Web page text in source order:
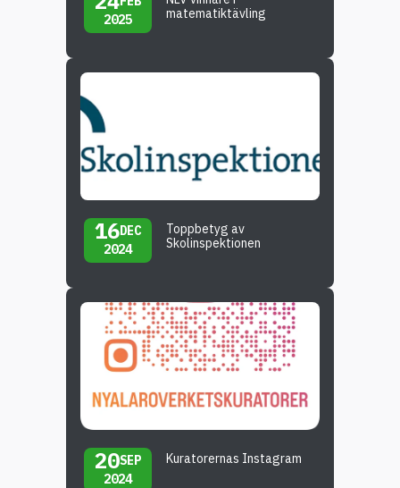
2025
matematiktävling
16DEC
2024
Toppbetyg av
Skolinspektionen
20SEP
2024
Kuratorernas Instagram